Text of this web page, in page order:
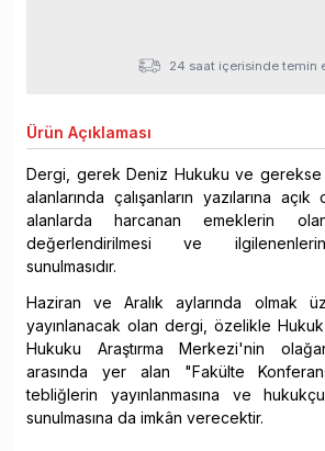
24 saat içerisinde temin
Ürün Açıklaması
Dergi, gerek Deniz Hukuku ve
alanlarında çalışanların yazılarına
alanlarda harcanan emeklerin
değerlendirilmesi ve ilgilenenlerin
sunulmasıdır.
Haziran ve Aralık aylarında olmak
yayınlanacak olan dergi, özelikle
Hukuku Araştırma Merkezi'nin
arasında yer alan "Fakülte
tebliğlerin yayınlanmasına ve
sunulmasına da imkân verecektir.